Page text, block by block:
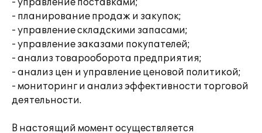
- управление поставками;
- планирование продаж и закупок;
- управление складскими запасами;
- управление заказами покупателей;
- анализ товарооборота предприятия;
- анализ цен и управление ценовой политикой;
- мониторинг и анализ эффективности торговой
деятельности.
В настоящий момент осуществляется